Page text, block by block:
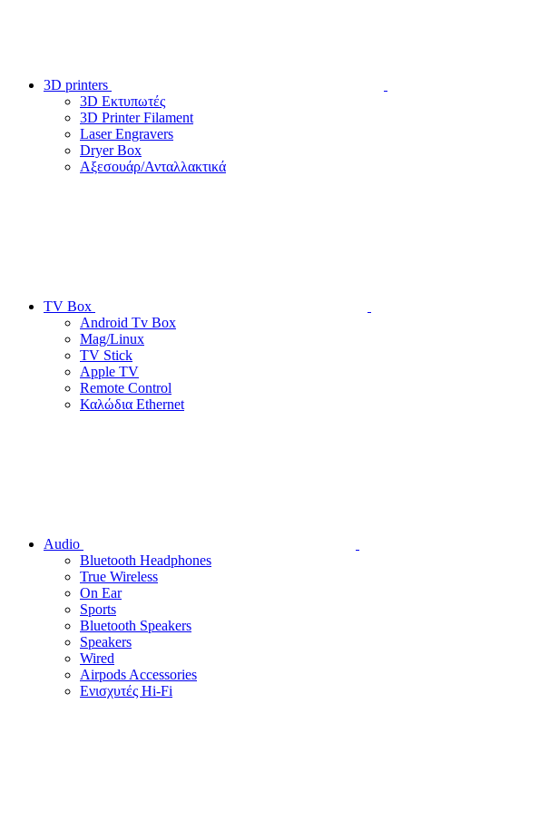
3D printers
3D Εκτυπωτές
3D Printer Filament
Laser Engravers
Dryer Box
Αξεσουάρ/Ανταλλακτικά
TV Box
Android Tv Box
Mag/Linux
TV Stick
Apple TV
Remote Control
Καλώδια Ethernet
Audio
Bluetooth Headphones
True Wireless
On Ear
Sports
Bluetooth Speakers
Speakers
Wired
Airpods Accessories
Ενισχυτές Hi-Fi